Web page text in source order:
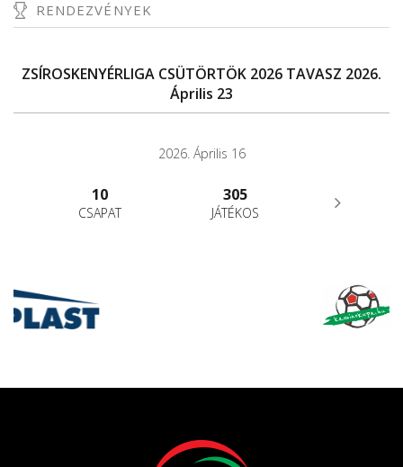
RENDEZVÉNYEK
ZSÍROSKENYÉRLIGA CSÜTÖRTÖK 2026 TAVASZ 2026.
Április 23
2026. Április 16
10
CSAPAT
305
JÁTÉKOS